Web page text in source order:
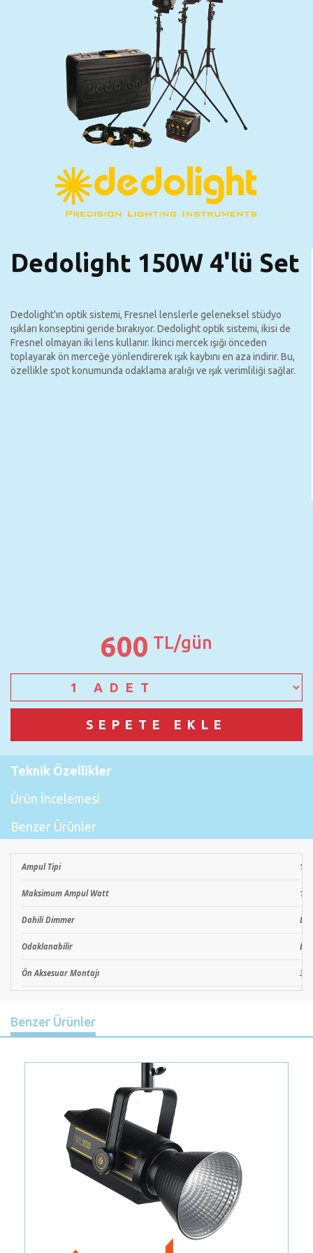
Dedolight 150W 4'lü Set
Dedolight'ın optik sistemi, Fresnel lenslerle geleneksel stüdyo
ışıkları konseptini geride bırakıyor. Dedolight optik sistemi, ikisi de
Fresnel olmayan iki lens kullanır. İkinci mercek ışığı önceden
toplayarak ön merceğe yönlendirerek ışık kaybını en aza indirir. Bu,
özellikle spot konumunda odaklama aralığı ve ışık verimliliği sağlar.
600 TL/gün
Teknik Özellikler
Ürün İncelemesi
Benzer Ürünler
Ampul Tipi 1 x
Maksimum Ampul Watt
Dahili Dimmer
Odaklanabilir
Ön Aksesuar Montajı 3"
Benzer Ürünler